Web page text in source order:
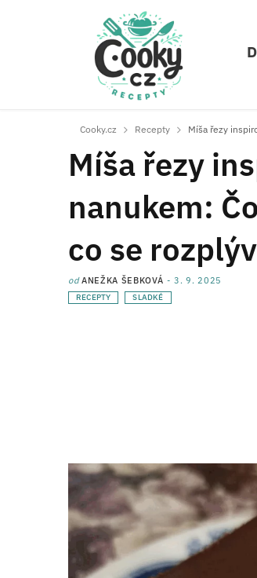
Cooky.cz Recepty Míša řezy
Míša řezy
nanukem:
co se
odANEŽKA ŠEBKOVÁ 3. 9. 2025
RECEPTY SLADKÉ